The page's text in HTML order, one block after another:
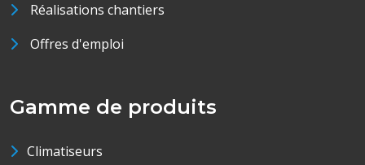
Réalisations chantiers
Offres d'emploi
Gamme de produits
Climatiseurs